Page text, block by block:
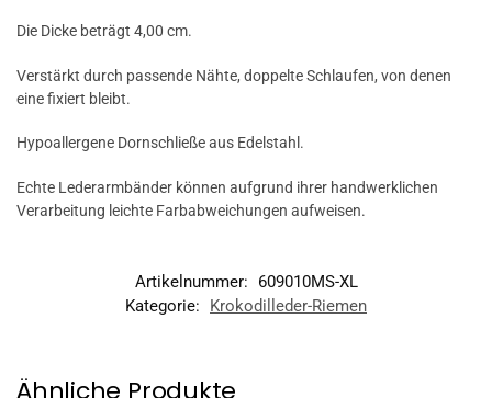
Die Dicke beträgt 4,00 cm.
Verstärkt durch passende Nähte, doppelte Schlaufen, von denen
eine fixiert bleibt.
Hypoallergene Dornschließe aus Edelstahl.
Echte Lederarmbänder können aufgrund ihrer handwerklichen
Verarbeitung leichte Farbabweichungen aufweisen.
Artikelnummer:
609010MS-XL
Kategorie:
Krokodilleder-Riemen
Ähnliche Produkte